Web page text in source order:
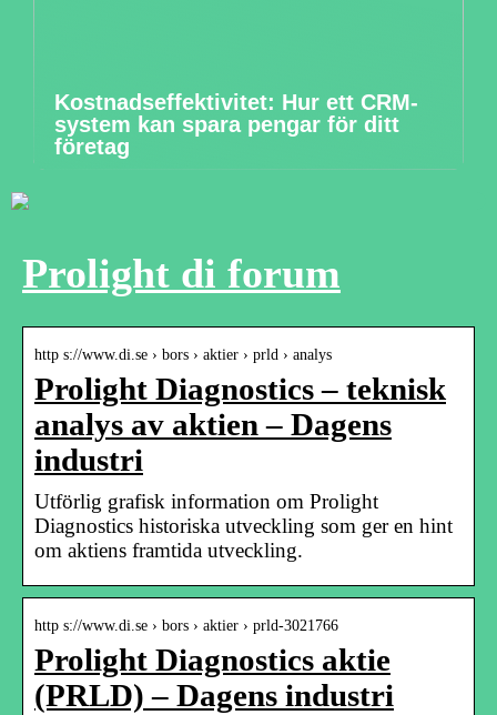
Kostnadseffektivitet: Hur ett CRM-
system kan spara pengar för ditt
företag
Prolight di forum
http s://www.di.se › bors › aktier › prld › analys
Prolight Diagnostics – teknisk
analys av aktien – Dagens
industri
Utförlig grafisk information om Prolight
Diagnostics historiska utveckling som ger en hint
om aktiens framtida utveckling.
http s://www.di.se › bors › aktier › prld-3021766
Prolight Diagnostics aktie
(PRLD) – Dagens industri